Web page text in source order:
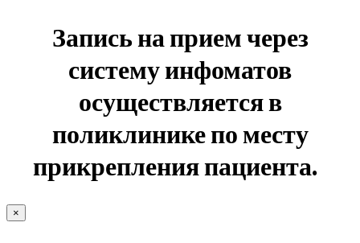
Запись на прием через
систему инфоматов
осуществляется в
поликлинике по месту
прикрепления пациента.
×